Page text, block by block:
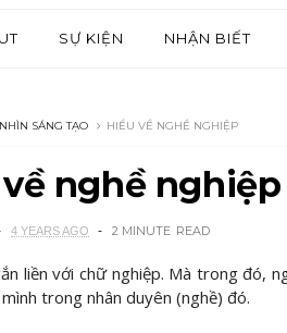
SỰ KIỆN NHẬN BIẾT
SÁNG TẠO HIỂU VỀ NGHỀ NGHIỆP
nghề nghiệp
4 YEARS AGO 2 MINUTE READ
liền với chữ nghiệp. Mà trong đó,
trong nhân duyên (nghề) đó.